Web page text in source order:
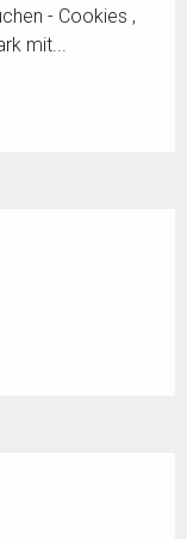
- Cookies ,
mit...